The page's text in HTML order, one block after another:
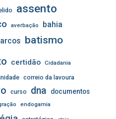
assento
averbação bahia
batismo
certidão Cidadania
correio da lavoura
curso dna documentos
endogamia